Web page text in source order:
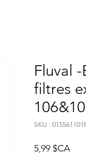
Fluval
filtres
SKU :
5,99 $CAPrix